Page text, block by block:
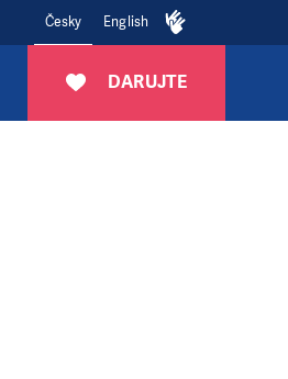
Česky English
DARUJTE